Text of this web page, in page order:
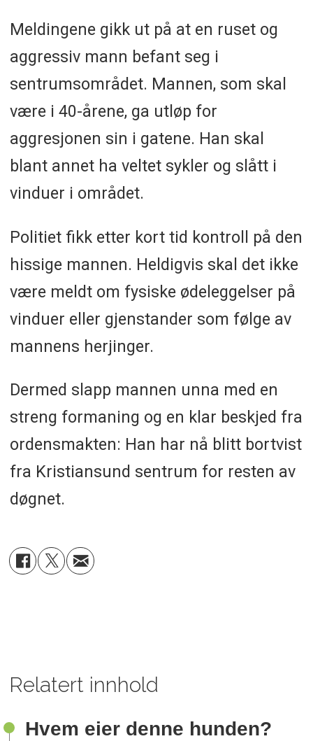
Meldingene gikk ut på at en ruset og
aggressiv mann befant seg i
sentrumsområdet. Mannen, som skal
være i 40-årene, ga utløp for
aggresjonen sin i gatene. Han skal
blant annet ha veltet sykler og slått i
vinduer i området.
Politiet fikk etter kort tid kontroll på den
hissige mannen. Heldigvis skal det ikke
være meldt om fysiske ødeleggelser på
vinduer eller gjenstander som følge av
mannens herjinger.
Dermed slapp mannen unna med en
streng formaning og en klar beskjed fra
ordensmakten: Han har nå blitt bortvist
fra Kristiansund sentrum for resten av
døgnet.
Relatert innhold
Hvem eier denne hunden?